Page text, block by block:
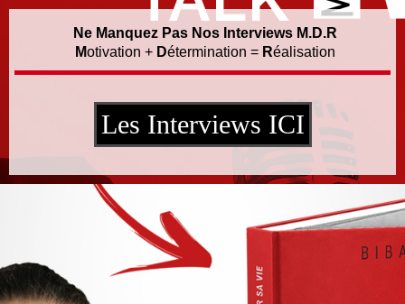
Ne Manquez Pas Nos Interviews M.D.R
Motivation + Détermination = Réalisation
Les Interviews ICI